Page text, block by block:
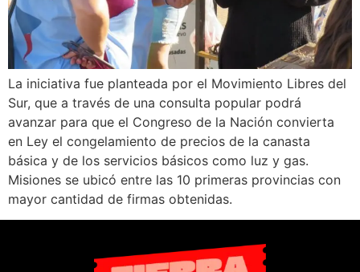
La iniciativa fue planteada por el Movimiento Libres del
Sur, que a través de una consulta popular podrá
avanzar para que el Congreso de la Nación convierta
en Ley el congelamiento de precios de la canasta
básica y de los servicios básicos como luz y gas.
Misiones se ubicó entre las 10 primeras provincias con
mayor cantidad de firmas obtenidas.